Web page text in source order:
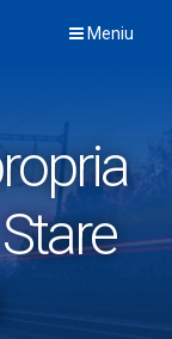
Meniu